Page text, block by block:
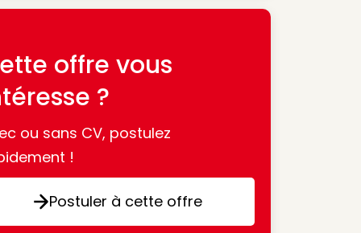
offre vous
?
ou sans CV, postulez
!
Postuler à cette offre
Postuler à cette offre